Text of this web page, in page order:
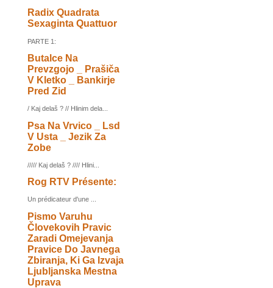
Radix Quadrata
Sexaginta Quattuor
PARTE 1:
Butalce Na
Prevzgojo _ Prašiča
V Kletko _ Bankirje
Pred Zid
/ Kaj delaš ? // Hlinim dela...
Psa Na Vrvico _ Lsd
V Usta _ Jezik Za
Zobe
///// Kaj delaš ? //// Hlini...
Rog RTV Présente:
Un prédicateur d'une ...
Pismo Varuhu
Človekovih Pravic
Zaradi Omejevanja
Pravice Do Javnega
Zbiranja, Ki Ga Izvaja
Ljubljanska Mestna
Uprava